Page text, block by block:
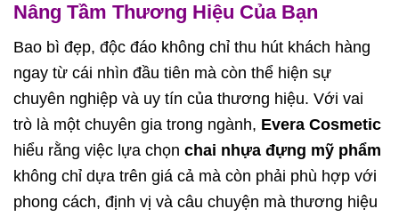
Nâng Tầm Thương Hiệu Của Bạn
Bao bì đẹp, độc đáo không chỉ thu hút khách hàng
ngay từ cái nhìn đầu tiên mà còn thể hiện sự
chuyên nghiệp và uy tín của thương hiệu. Với vai
trò là một chuyên gia trong ngành, Evera Cosmetic
hiểu rằng việc lựa chọn chai nhựa đựng mỹ phẩm
không chỉ dựa trên giá cả mà còn phải phù hợp với
phong cách, định vị và câu chuyện mà thương hiệu